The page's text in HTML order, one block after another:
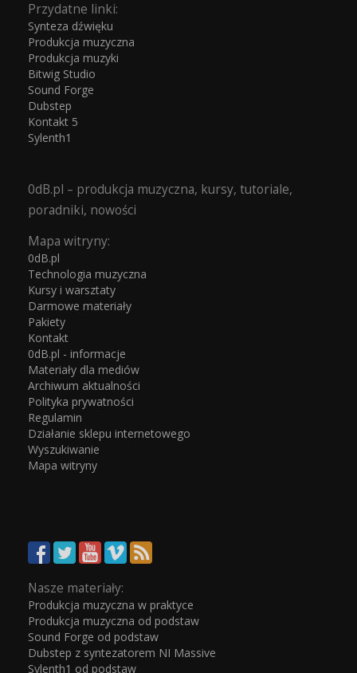
Przydatne linki:
Synteza dźwięku
Produkcja muzyczna
Produkcja muzyki
Bitwig Studio
Sound Forge
Dubstep
Kontakt 5
Sylenth1
0dB.pl – produkcja muzyczna, kursy, tutoriale,
poradniki, nowości
Mapa witryny:
0dB.pl
Technologia muzyczna
Kursy i warsztaty
Darmowe materiały
Pakiety
Kontakt
0dB.pl - informacje
Materiały dla mediów
Archiwum aktualności
Polityka prywatności
Regulamin
Działanie sklepu internetowego
Wyszukiwanie
Mapa witryny
Nasze materiały:
Produkcja muzyczna w praktyce
Produkcja muzyczna od podstaw
Sound Forge od podstaw
Dubstep z syntezatorem NI Massive
Sylenth1 od podstaw